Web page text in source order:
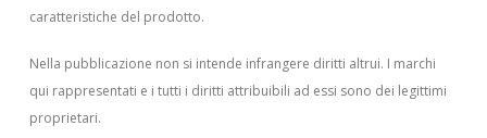
caratteristiche del prodotto.
Nella pubblicazione non si intende infrangere diritti altrui. I marchi
qui rappresentati e i tutti i diritti attribuibili ad essi sono dei legittimi
proprietari.